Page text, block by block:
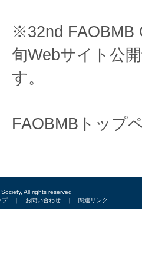
※32nd FAOBMB
旬Webサイト公
す。
FAOBMBトップ
All rights reserved
プ｜ お問い合わせ ｜ 関連リンク